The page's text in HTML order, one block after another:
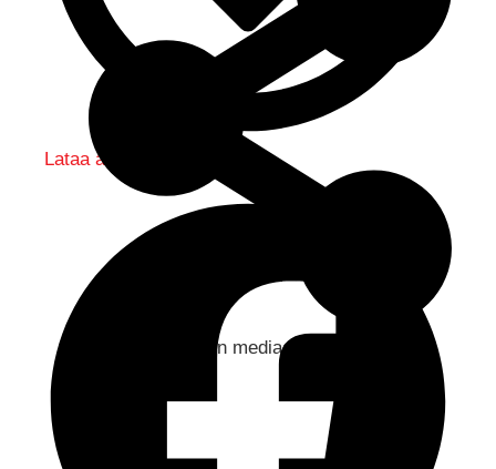
Lataa audio
Jaa sosiaaliseen mediaan